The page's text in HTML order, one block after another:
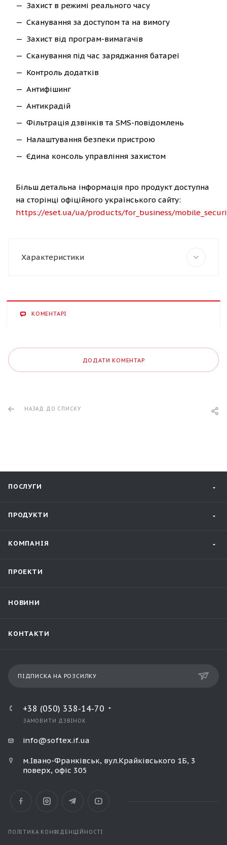
Захист в режимі реального часу
Сканування за доступом та на вимогу
Захист від програм-вимагачів
Сканування під час заряджання батареї
Контроль додатків
Антифішинг
Антикрадій
Фільтрація дзвінків та SMS-повідомлень
Налаштування безпеки пристрою
Єдина консоль управління захистом
Більш детальна інформація про продукт доступна
на сторінці офіційного українського сайту:
https://eset.ua/ua/products/for_business/
Характеристики
КОМЕНТАРІ
ДОДАТИ КОМЕНТАР
НАЗАД ДО СПИСКУ
ПОСЛУГИ
ПРОДУКТИ
КОМПАНІЯ
ПРОЕКТИ
НОВИНИ
КОНТАКТИ
ПІДПИСКА НА РОЗСИЛКУ
+38 (050) 338-14-70
ЗАМОВИТИ ДЗВІНОК
info@softex.if.ua
м.Івано-Франківськ, вул.Крайківського 1Б, 3
поверх, офіс 305
ПОЛІТИКА КОНФІДЕНЦІЙНОСТІ